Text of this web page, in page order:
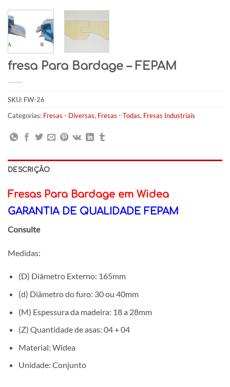
fresa Para Bardage – FEPAM
SKU: FW-26
Categorias: Fresas - Diversas, Fresas - Todas, Fresas Industriais
DESCRIÇÃO
Fresas Para Bardage em Widea
GARANTIA DE QUALIDADE FEPAM
Consulte
Medidas:
(D) Diâmetro Externo: 165mm
(d) Diâmetro do furo: 30 ou 40mm
(M) Espessura da madeira: 18 a 28mm
(Z) Quantidade de asas: 04 + 04
Material: Widea
Unidade: Conjunto